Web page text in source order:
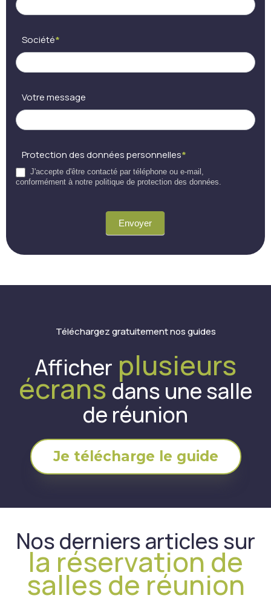
Société*
Votre message
Protection des données personnelles*
J'accepte d'être contacté par téléphone ou e-mail,
conformément à notre politique de protection des données.
Envoyer
Téléchargez gratuitement nos guides
Afficher plusieurs
écrans dans une salle
de réunion
Je télécharge le guide
Nos derniers articles sur
la réservation de
salles de réunion